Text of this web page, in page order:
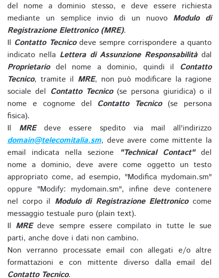
del nome a dominio stesso, e deve essere richiesta
mediante un semplice invio di un nuovo Modulo di
Registrazione Elettronico (MRE).
Il Contatto Tecnicodeve sempre corrispondere a quanto
indicato nella Lettera di Assunzione Responsabilitàdal
Proprietariodel nome a dominio, quindi il Contatto
Tecnico, tramite il MRE, non può modificare la ragione
sociale del Contatto Tecnico(se persona giuridica) o il
nome e cognome del Contatto Tecnico(se persona
fisica).
Il MREdeve essere spedito via mail all'indirizzo
domain@telecomitalia.sm, deve avere come mittente la
email indicata nella sezione
"Technical Contact"del
nome a dominio, deve avere come oggetto un testo
appropriato come, ad esempio, "Modifica mydomain.sm"
oppure "Modify: mydomain.sm", infine deve contenere
nel corpo il Modulo di Registrazione Elettronicocome
messaggio testuale puro (plain text).
Il MREdeve sempre essere compilato in tutte le sue
parti, anche dove i dati non cambino.
Non verranno processate email con allegati e/o altre
formattazioni e con mittente diverso dalla email del
Contatto Tecnico.